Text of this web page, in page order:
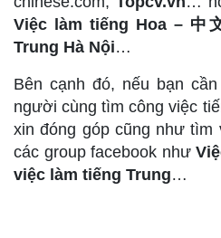
Việc làm tiếng Hoa – 中
Trung Hà Nội…
Bên cạnh đó, nếu bạn
người cùng tìm công việc
xin đóng góp cũng như tìm
các group facebook như
việc làm tiếng Trung…